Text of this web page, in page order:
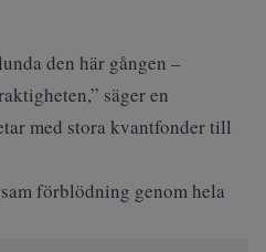
den här gången –
säger en
med stora kvantfonder till
förblödning genom hela